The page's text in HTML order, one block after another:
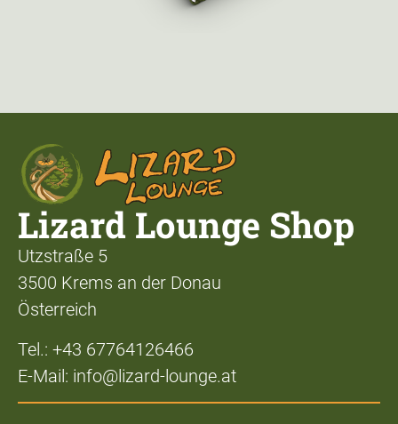
Lizard Lounge Shop
Utzstraße 5
3500 Krems an der Donau
Österreich
Tel.: +43 67764126466
E-Mail: info@lizard-lounge.at